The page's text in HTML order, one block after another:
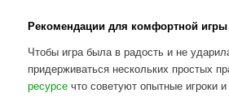
Рекомендации для комфортной
Чтобы игра была в радость и не
придерживаться нескольких простых
ресурсе что советуют опытные игроки